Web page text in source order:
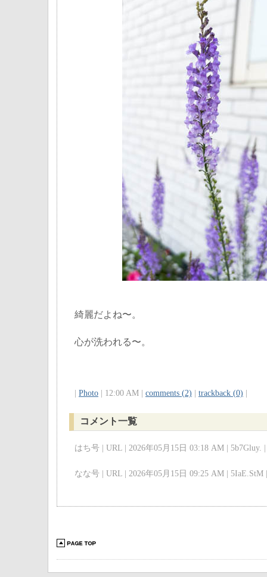
綺麗だよね〜。
心が洗われる〜。
Photo | 12:00 AM | comments (2) trackback (0)
コメント一覧
はち号 | URL | 2026年05月15日 03:18 AM | 5b7Gluy. |
なな号 | URL | 2026年05月15日 09:25 AM | 5IaE.StM |